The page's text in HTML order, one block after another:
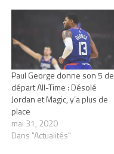
Paul George donne son 5 de
départ All-Time : Désolé
Jordan et Magic, y’a plus de
place
mai 31, 2020
Dans "Actualités"